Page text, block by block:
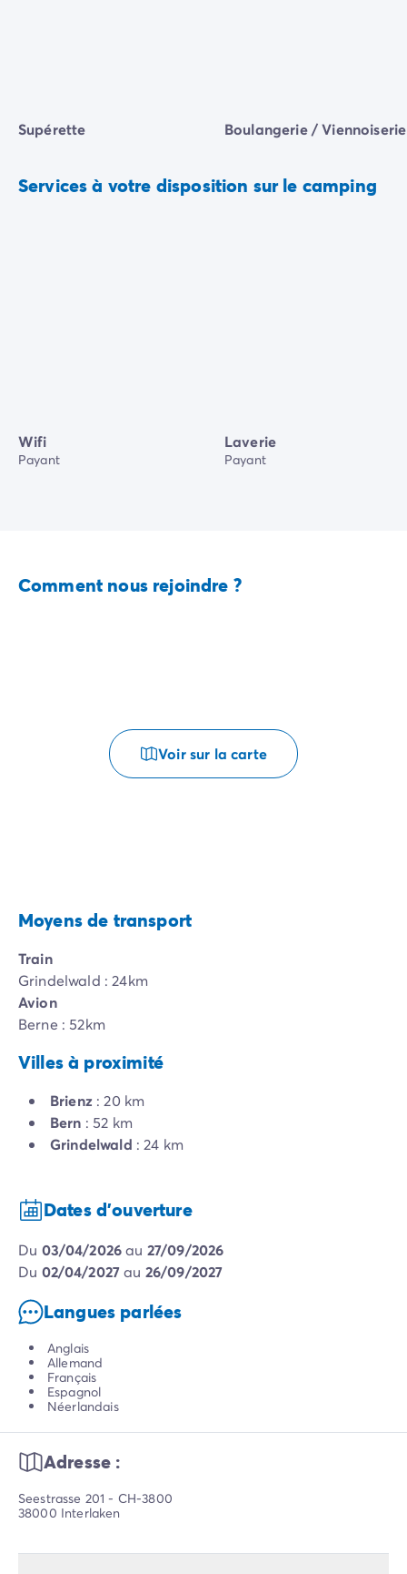
Supérette Boulangerie / Viennoiserie
Services à votre disposition sur le camping
Wifi
Payant
Laverie
Payant
Comment nous rejoindre ?
Voir sur la carte
Moyens de transport
Train
Grindelwald : 24km
Avion
Berne : 52km
Villes à proximité
Brienz : 20 km
Bern : 52 km
Grindelwald : 24 km
Dates d'ouverture
du 03/04/2026au 27/09/2026
du 02/04/2027au 26/09/2027
Langues parlées
Anglais
Allemand
Français
Espagnol
Néerlandais
Adresse :
Seestrasse 201 - CH-3800
38000 Interlaken